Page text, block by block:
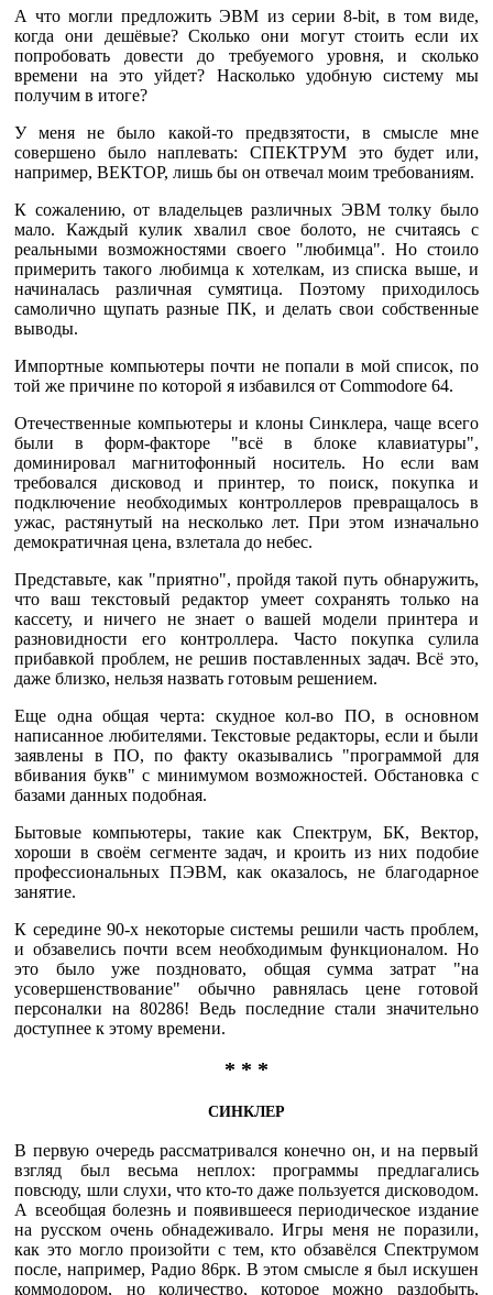
А что могли предложить ЭВМ из серии 8-bit, в том виде,
когда они дешёвые? Сколько они могут стоить если их
попробовать довести до требуемого уровня, и сколько
времени на это уйдет? Насколько удобную систему мы
получим в итоге?
У меня не было какой-то предвзятости, в смысле мне
совершено было наплевать: СПЕКТРУМ это будет или,
например, ВЕКТОР, лишь бы он отвечал моим требованиям.
К сожалению, от владельцев различных ЭВМ толку было
мало. Каждый кулик хвалил свое болото, не считаясь с
реальными возможностями своего "любимца". Но стоило
примерить такого любимца к хотелкам, из списка выше, и
начиналась различная сумятица. Поэтому приходилось
самолично щупать разные ПК, и делать свои собственные
выводы.
Импортные компьютеры почти не попали в мой список, по
той же причине по которой я избавился от Commodore 64.
Отечественные компьютеры и клоны Cинклера, чаще всего
были в форм-факторе "всё в блоке клавиатуры",
доминировал магнитофонный носитель. Но если вам
требовался дисковод и принтер, то поиск, покупка и
подключение необходимых контроллеров превращалось в
ужас, растянутый на несколько лет. При этом изначально
демократичная цена, взлетала до небес.
Представьте, как "приятно", пройдя такой путь обнаружить,
что ваш текстовый редактор умеет сохранять только на
кассету, и ничего не знает о вашей модели принтера и
разновидности его контроллера. Часто покупка сулила
прибавкой проблем, не решив поставленных задач. Всё это,
даже близко, нельзя назвать готовым решением.
Еще одна общая черта: скудное кол-во ПО, в основном
написанное любителями. Текстовые редакторы, если и были
заявлены в ПО, по факту оказывались "программой для
вбивания букв" с минимумом возможностей. Обстановка с
базами данных подобная.
Бытовые компьютеры, такие как Спектрум, БК, Вектор,
хороши в своём сегменте задач, и кроить из них подобие
профессиональных ПЭВМ, как оказалось, не благодарное
занятие.
К середине 90-х некоторые системы решили часть проблем,
и обзавелись почти всем необходимым функционалом. Но
это было уже поздновато, общая сумма затрат "на
усовершенствование" обычно равнялась цене готовой
персоналки на 80286! Ведь последние стали значительно
доступнее к этому времени.
* * *
СИНКЛЕР
В первую очередь рассматривался конечно он, и на первый
взгляд был весьма неплох: программы предлагались
повсюду, шли слухи, что кто-то даже пользуется дисководом.
А всеобщая болезнь и появившееся периодическое издание
на русском очень обнадеживало. Игры меня не поразили,
как это могло произойти с тем, кто обзавёлся Спектрумом
после, например, Радио 86рк. В этом смысле я был искушен
коммодором, но количество, которое можно раздобыть,